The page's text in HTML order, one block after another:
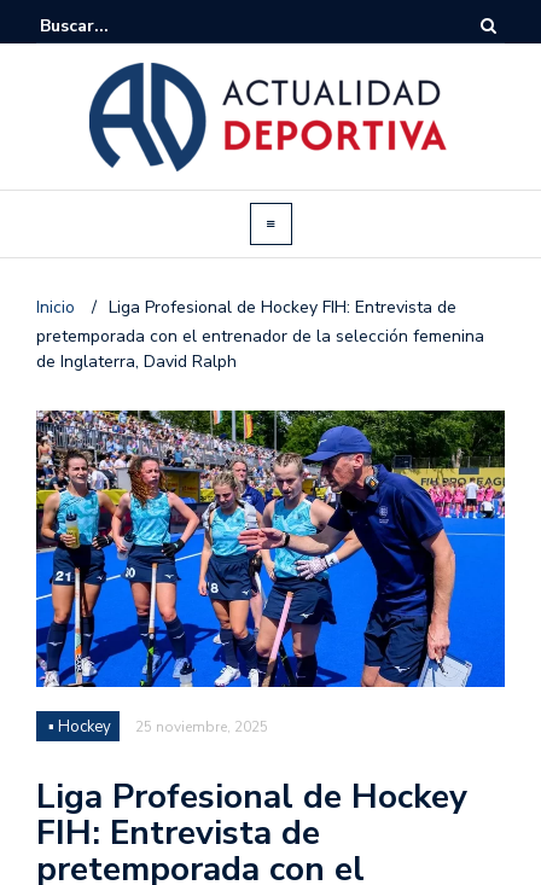
Inicio / Liga Profesional de Hockey FIH: Entrevista de
pretemporada con el entrenador de la selección femenina
de Inglaterra, David Ralph
▪ Hockey 25 noviembre, 2025
Liga Profesional de Hockey
FIH: Entrevista de
pretemporada con el